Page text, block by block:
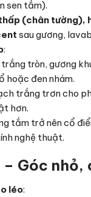
sen tắm).
(chân tường),
sau gương,
:
tròn, gương
hoặc đen nhám.
trắng trơn cho
hơn.
tắm trở nên cổ
nghệ thuật.
– Góc nhỏ,
léo: